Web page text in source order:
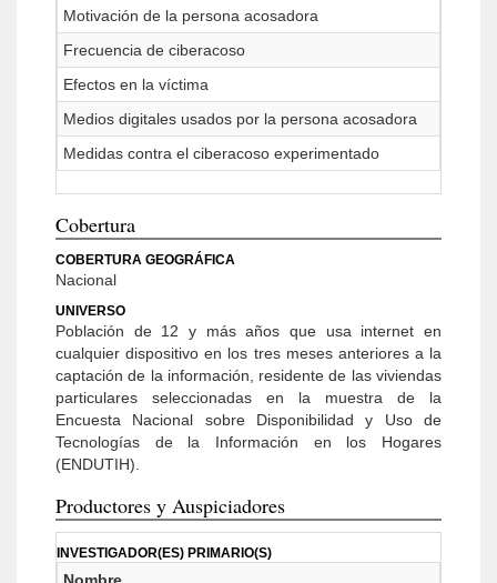
Motivación de la persona acosadora
Frecuencia de ciberacoso
Efectos en la víctima
Medios digitales usados por la persona acosadora
Medidas contra el ciberacoso experimentado
Cobertura
COBERTURA GEOGRÁFICA
Nacional
UNIVERSO
Población de 12 y más años que usa internet en
cualquier dispositivo en los tres meses anteriores a la
captación de la información, residente de las viviendas
particulares seleccionadas en la muestra de la
Encuesta Nacional sobre Disponibilidad y Uso de
Tecnologías de la Información en los Hogares
(ENDUTIH).
Productores y Auspiciadores
INVESTIGADOR(ES) PRIMARIO(S)